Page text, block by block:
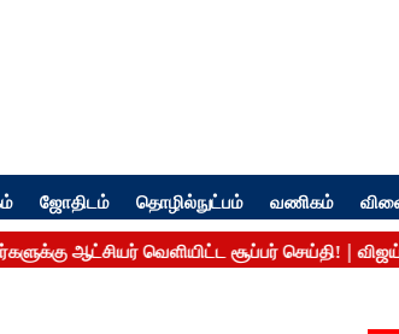
ஜோதிடம் தொழில்நுட்பம் வணிகம்